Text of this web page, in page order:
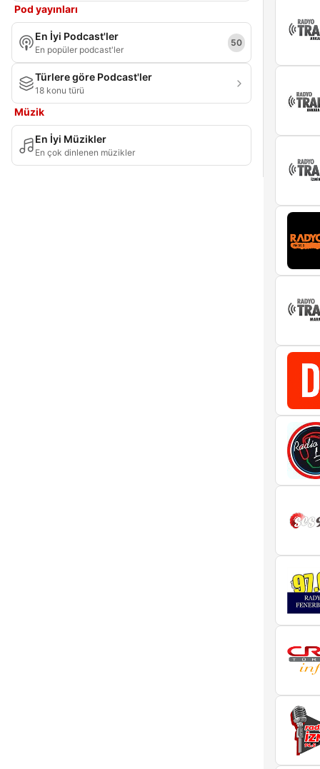
Pod yayınları
En İyi Podcast'ler
En popüler podcast'ler
50
Türlere göre Podcast'ler
18 konu türü
Müzik
En İyi Müzikler
En çok dinlenen müzikler